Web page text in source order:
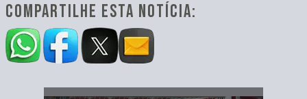
COMPARTILHE ESTA NOTÍCIA: